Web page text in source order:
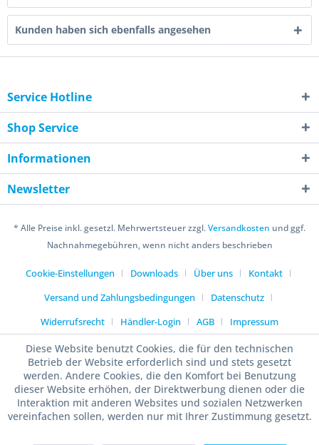
Kunden haben sich ebenfalls angesehen
Service Hotline
Shop Service
Informationen
Newsletter
* Alle Preise inkl. gesetzl. Mehrwertsteuer zzgl.Versandkosten und ggf.
Nachnahmegebühren, wenn nicht anders beschrieben
Cookie-Einstellungen Downloads Über uns
Kontakt
Versand und Zahlungsbedingungen
Datenschutz
Widerrufsrecht
Händler-Login AGB Impressum
Diese Website benutzt Cookies, die für den technischen
Betrieb der Website erforderlich sind und stets gesetzt
werden. Andere Cookies, die den Komfort bei Benutzung
dieser Website erhöhen, der Direktwerbung dienen oder die
Interaktion mit anderen Websites und sozialen Netzwerken
vereinfachen sollen, werden nur mit Ihrer Zustimmung gesetzt.